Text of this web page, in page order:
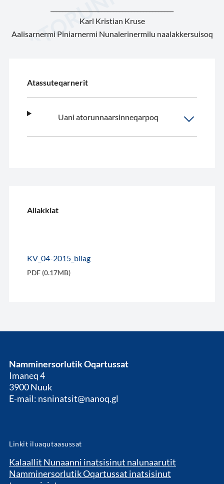
Karl Kristian Kruse
Aalisarnermi Piniarnermi Nunalerinermilu naalakkersuisoq
Atassuteqarnerit
Uani atorunnaarsinneqarpoq
Allakkiat
KV_04-2015_bilag
PDF (0.17MB)
Namminersorlutik Oqartussat
Imaneq 4
3900 Nuuk
E-mail: nsninatsit@nanoq.gl
Linkit iluaqutaasussat
Kalaallit Nunaanni inatsisinut nalunaarutit
Namminersorlutik Oqartussat inatsisinut